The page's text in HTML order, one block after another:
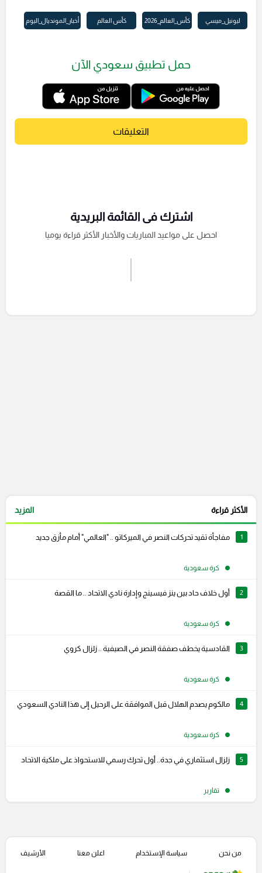
ليونيل_ميسي كأس_العالم_2026 كأس العالم أخبار_المونديال_اليوم
حمل تطبيق سعودي الآن
التعليقات
اشترك فى القائمة البريدية
احصل على مواعيد المباريات والأخبار الأكثر قراءة يوميا
الأكثر قراءة المزيد
1 مفاجأة تقيد تحركات النصر في الميركاتو .. "العالمي" أمام مأزق جديد
كرة سعودية
2 أول خلاف حاد بين ينز فيسينج وإدارة نادي الاتحاد .. ما القصة
كرة سعودية
3 القادسية يخطف صفقة النصر في الصيفية .. زلزال كروي
كرة سعودية
4 مالكوم يصدم الهلال قبل الموافقة على الرحيل إلى هذا النادي السعودي
كرة سعودية
5 زلزال استثماري في جدة.. أول تحرك رسمي للاستحواذ على ملكية الاتحاد
تقارير
من نحن سياسة الإستخدام اعلن معنا الأرشيف